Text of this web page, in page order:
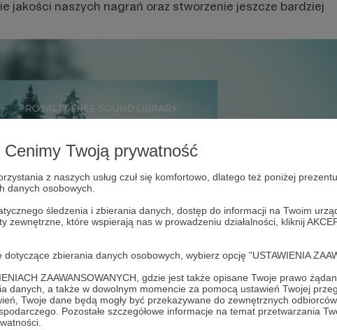
Cenimy Twoją prywatność
z naszych usług czuł się komfortowo, dlatego też poniżej
danych osobowych.
śledzenia i zbierania danych, dostęp do informacji na Twoim
które wspierają nas w prowadzeniu działalności, kliknij
zbierania danych osobowych, wybierz opcję "USTAWIENIA
ZAAWANSOWANYCH, gdzie jest także opisane Twoje prawo
danych, a także w dowolnym momencie za pomocą ustawień Twojej
Twoje dane będą mogły być przekazywane do zewnętrznych
Pozostałe szczegółowe informacje na temat przetwarzania
jakości naszych nagrań oraz stworzenie jeszcze bardziej